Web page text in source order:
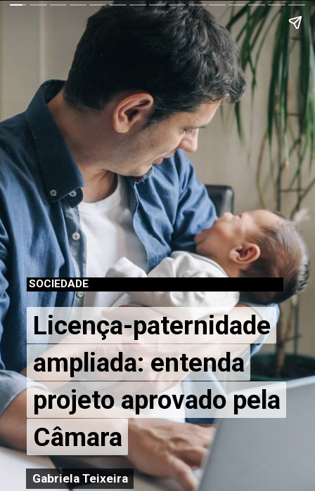
Gabriela Teixeira
Gabriela Teixeira
Licença-paternidade
ampliada: entenda
projeto aprovado pela
Câmara
Licença-paternidade
ampliada: entenda
projeto aprovado pela
Câmara
SOCIEDADE